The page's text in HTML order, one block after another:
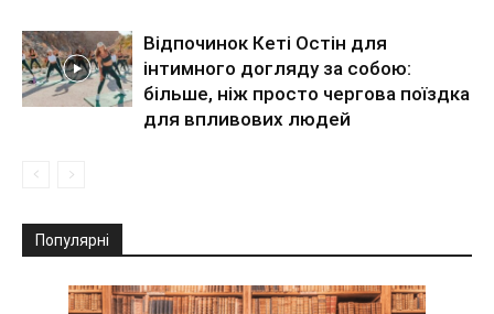
Відпочинок Кеті Остін для
інтимного догляду за собою:
більше, ніж просто чергова поїздка
для впливових людей
Популярні